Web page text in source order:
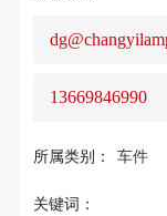
13669846990
所属类别： 车件
关键词：